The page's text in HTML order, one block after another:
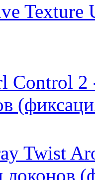
Control
Twist
локонов